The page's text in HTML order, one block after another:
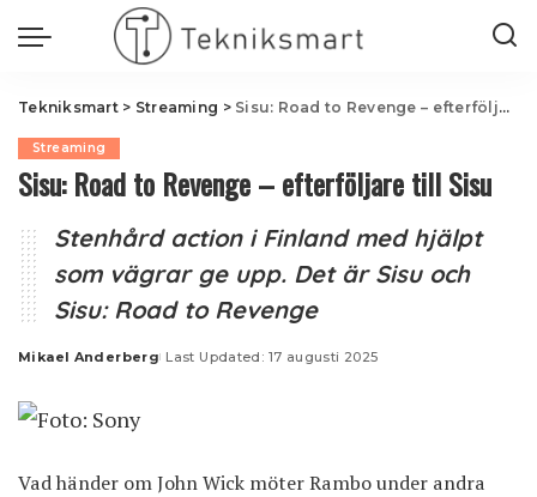
Tekniksmart> Streaming > Sisu: Road to Revenge – efterföljare till Sisu
Streaming
Sisu: Road to Revenge – efterföljare till Sisu
Stenhård action i Finland med hjälpt
som vägrar ge upp. Det är Sisu och
Sisu: Road to Revenge
Posted
Mikael Anderberg Last Updated: 17 augusti 2025
Vad händer om John Wick möter Rambo under andra